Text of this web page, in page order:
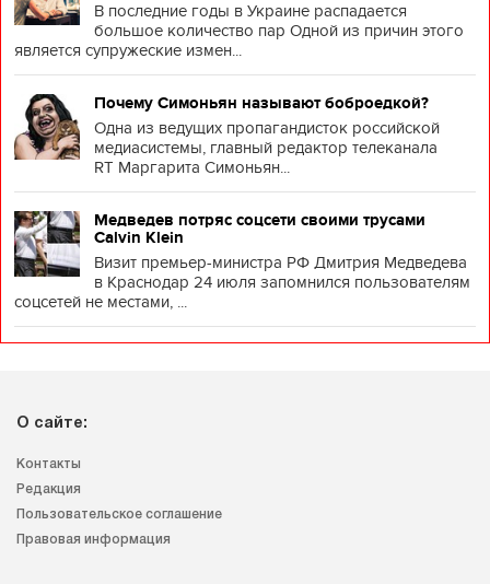
В последние годы в Украине распадается
большое количество пар Одной из причин этого
является супружеские измен...
Почему Симоньян называют боброедкой?
Одна из ведущих пропагандисток российской
медиасистемы, главный редактор телеканала
RT Маргарита Симоньян...
Медведев потряс соцсети своими трусами
Calvin Klein
Визит премьер-министра РФ Дмитрия Медведева
в Краснодар 24 июля запомнился пользователям
соцсетей не местами, ...
О сайте:
Контакты
Редакция
Пользовательское соглашение
Правовая информация